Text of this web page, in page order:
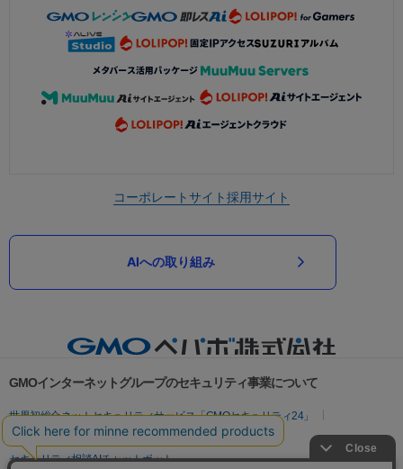
コーポレートサイト採用サイト
AIへの取り組み
GMOインターネットグループのセキュリティ事業について
世界初総合ネットセキュリティサービス「GMOセキュリティ24」
パスワード漏洩診断
Webサイトリスク診断
セキュリティ相談AIチャットボット